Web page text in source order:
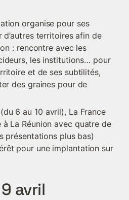
organise pour ses
d’autres territoires afin de
: rencontre avec les
les institutions… pour
et de ses subtilités,
des graines pour de
6 au 10 avril), La France
à La Réunion avec quatre de
présentations plus bas)
pour une implantation sur
avril